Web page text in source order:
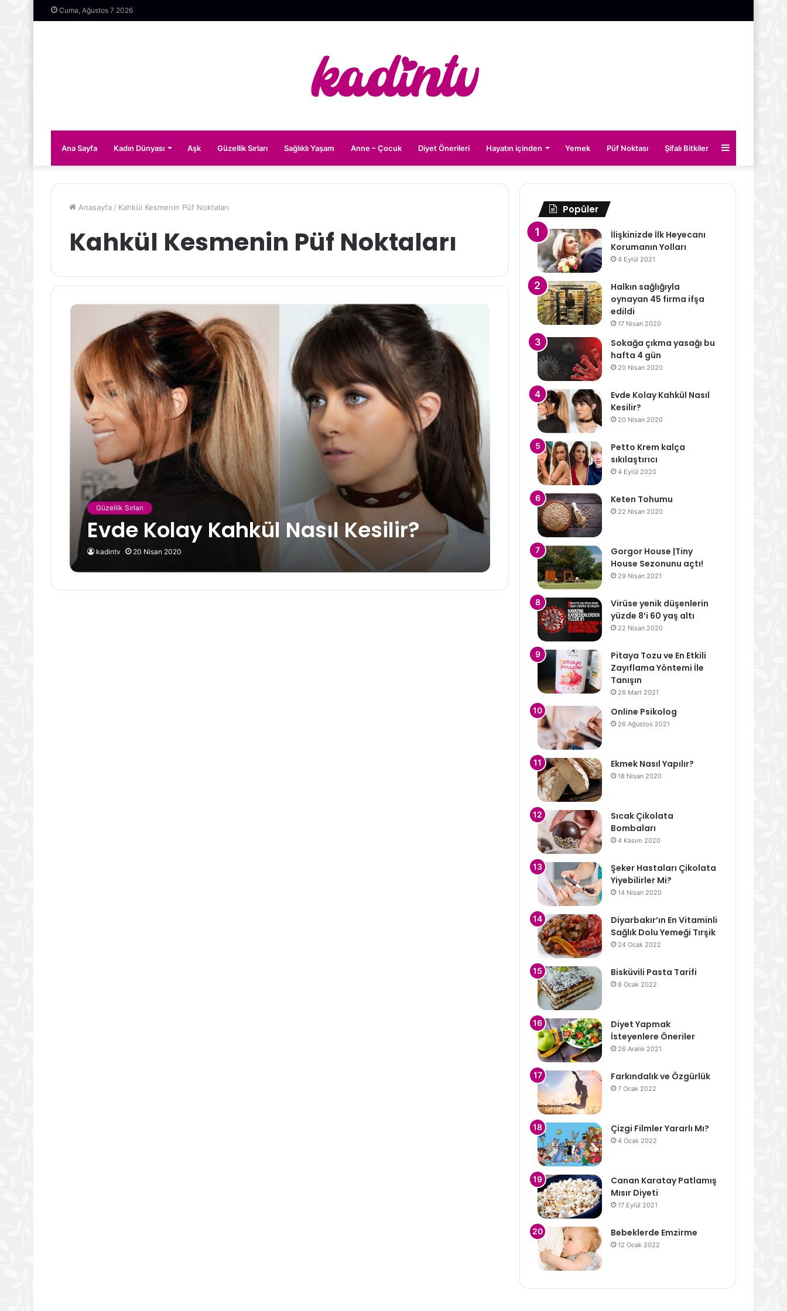
Cuma, Ağustos 7 2026
Ana Sayfa Kadın Dünyası Aşk Güzellik Sırları Sağlıklı Yaşam Anne – Çocuk Diyet Önerileri Hayatın içinden Yemek Püf Noktası Şifalı Bitkiler Kenar
Bölmesi
Anasayfa / Kahkül Kesmenin Püf Noktaları
Kahkül Kesmenin Püf Noktaları
Güzellik Sırları
Evde Kolay Kahkül Nasıl Kesilir?
kadintv 20 Nisan 2020
Popüler
İlişkinizde İlk Heyecanı
Korumanın Yolları
4 Eylül 2021
Halkın sağlığıyla
oynayan 45 firma ifşa
edildi
17 Nisan 2020
Sokağa çıkma yasağı bu
hafta 4 gün
20 Nisan 2020
Evde Kolay Kahkül Nasıl
Kesilir?
20 Nisan 2020
Petto Krem kalça
sıkılaştırıcı
4 Eylül 2020
Keten Tohumu
22 Nisan 2020
Gorgor House |Tiny
House Sezonunu açtı!
29 Nisan 2021
Virüse yenik düşenlerin
yüzde 8’i 60 yaş altı
22 Nisan 2020
Pitaya Tozu ve En Etkili
Zayıflama Yöntemi İle
Tanışın
26 Mart 2021
Online Psikolog
26 Ağustos 2021
Ekmek Nasıl Yapılır?
18 Nisan 2020
Sıcak Çikolata
Bombaları
4 Kasım 2020
Şeker Hastaları Çikolata
Yiyebilirler Mi?
14 Nisan 2020
Diyarbakır’ın En Vitaminli
Sağlık Dolu Yemeği Tırşik
24 Ocak 2022
Bisküvili Pasta Tarifi
8 Ocak 2022
Diyet Yapmak
İsteyenlere Öneriler
26 Aralık 2021
Farkındalık ve Özgürlük
7 Ocak 2022
Çizgi Filmler Yararlı Mı?
4 Ocak 2022
Canan Karatay Patlamış
Mısır Diyeti
17 Eylül 2021
Bebeklerde Emzirme
12 Ocak 2022